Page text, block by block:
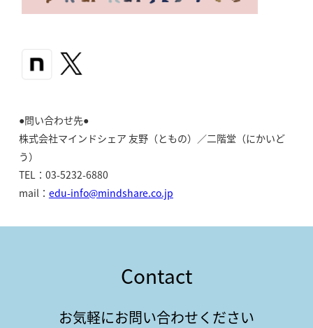
●問い合わせ先●
株式会社マインドシェア 友野（ともの）／二階堂（にかいど
う）
TEL：03-5232-6880
mail： edu-info@mindshare.co.jp
Contact
お気軽にお問い合わせください